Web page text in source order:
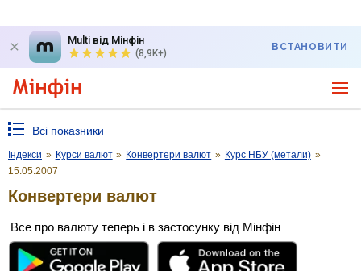
Multi від Мінфін
(8,9K+)
ВСТАНОВИТИ
Всі показники
Індекси » Курси валют » Конвертери валют » Курс НБУ (метали) »
15.05.2007
Конвертери валют
Все про валюту теперь і в застосунку від Мінфін